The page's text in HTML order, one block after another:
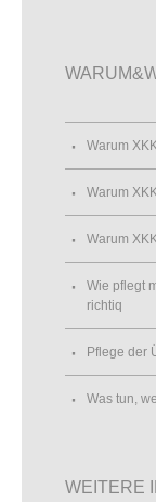
Warum
Warum
Warum
Wie pflegt
richtiq
Pflege der
Was tun,
WEITERE